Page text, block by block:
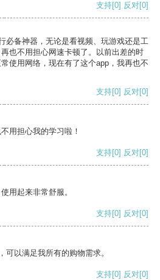
支持[0] 反对[0]
必备神器，无论是看视频、玩游戏还是工
也不用担心网速卡顿了。以前出差的时
使用网络，现在有了这个app，我再也不
支持[0] 反对[0]
用担心我的学习啦！
支持[0] 反对[0]
用起来非常舒服。
支持[0] 反对[0]
可以满足我所有的购物需求。
支持[0] 反对[0]